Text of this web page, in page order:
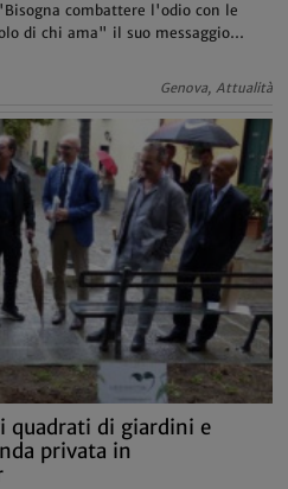
combattere l'odio con le
di chi ama" il suo messaggio
Genova, Attualità
quadrati di giardini e
privata in